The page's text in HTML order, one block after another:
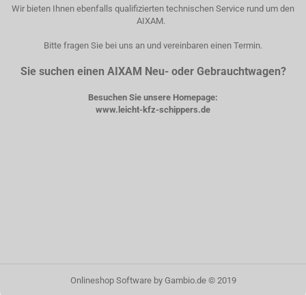
Wir bieten Ihnen ebenfalls qualifizierten technischen Service rund um den
AIXAM.
Bitte fragen Sie bei uns an und vereinbaren einen Termin.
Sie suchen einen AIXAM Neu- oder Gebrauchtwagen?
Besuchen Sie unsere Homepage:
www.leicht-kfz-schippers.de
Onlineshop Softwareby Gambio.de © 2019